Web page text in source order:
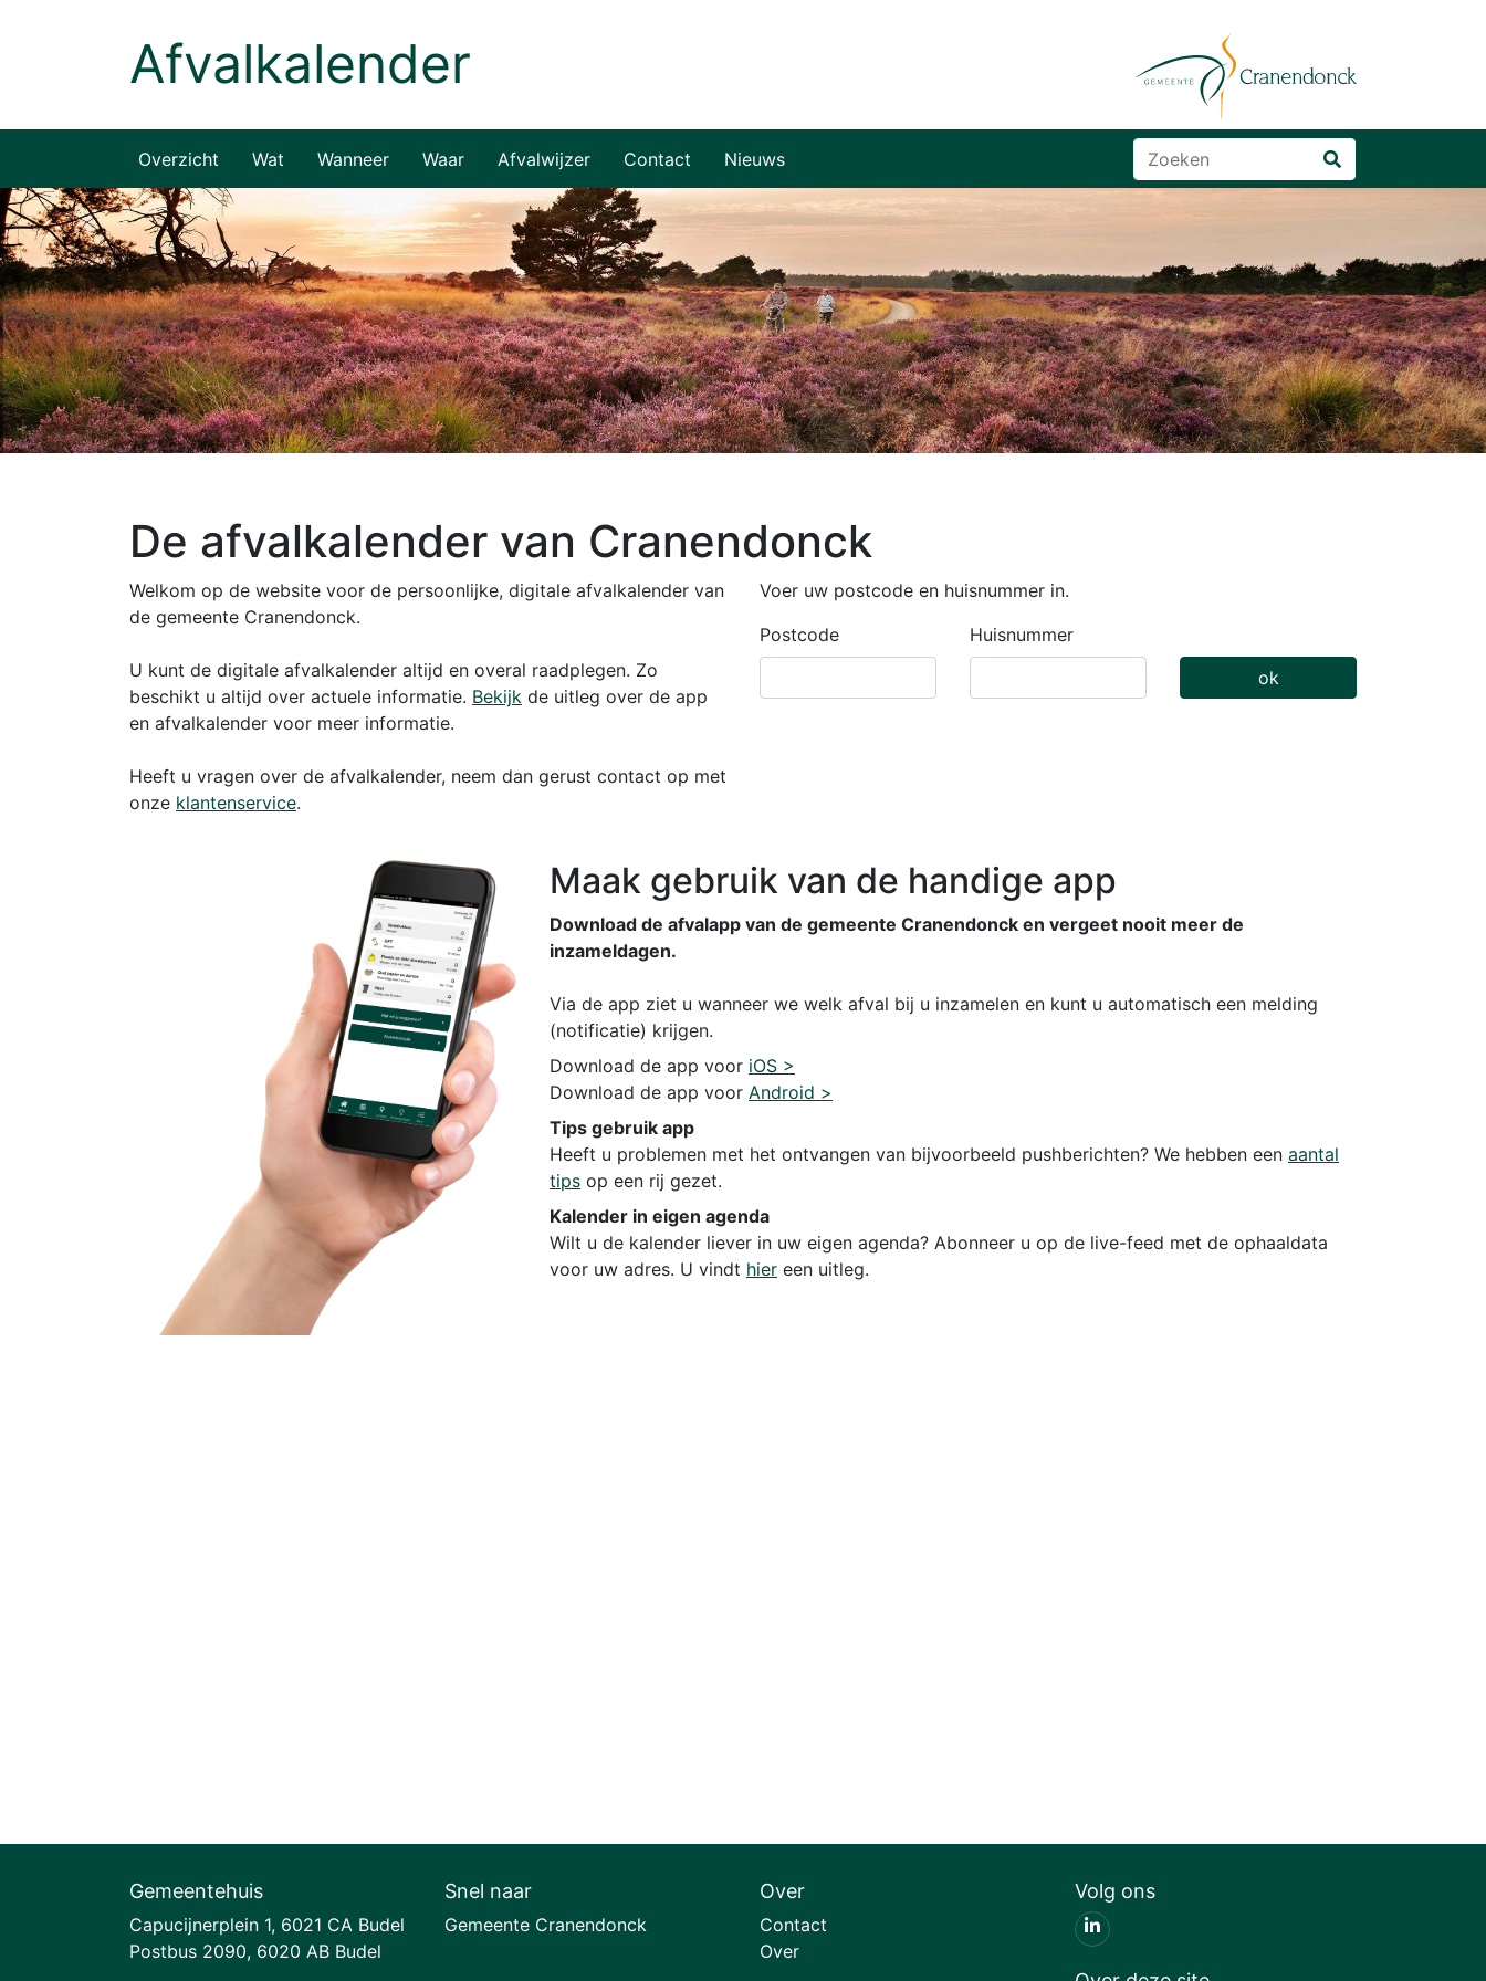
Overzicht Wat Wanneer Waar Afvalwijzer Contact Nieuws Zoeken
De afvalkalender van Cranendonck
Welkom op de website voor de persoonlijke, digitale afvalkalender van
de gemeente Cranendonck.
U kunt de digitale afvalkalender altijd en overal raadplegen. Zo
beschikt u altijd over actuele informatie. Bekijk de uitleg over de app
en afvalkalender voor meer informatie.
Heeft u vragen over de afvalkalender, neem dan gerust contact op met
onze klantenservice.
Voer uw postcode en huisnummer in.
Postcode
Huisnummer
ok
Maak gebruik van de handige app
Download de afvalapp van de gemeente Cranendonck en vergeet nooit meer de
inzameldagen.
Via de app ziet u wanneer we welk afval bij u inzamelen en kunt u automatisch een melding
(notificatie) krijgen.
Download de app voor iOS >
Download de app voor Android >
Tips gebruik app
Heeft u problemen met het ontvangen van bijvoorbeeld pushberichten? We hebben een aantal
tips op een rij gezet.
Kalender in eigen agenda
Wilt u de kalender liever in uw eigen agenda? Abonneer u op de live-feed met de ophaaldata
voor uw adres. U vindt hier een uitleg.
Gemeentehuis
Capucijnerplein 1, 6021 CA Budel
Postbus 2090, 6020 AB Budel
Snel naar
Gemeente Cranendonck
Over
Contact
Over
Volg ons